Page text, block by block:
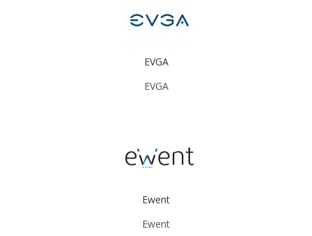
EVGA
EVGA
Ewent
Ewent